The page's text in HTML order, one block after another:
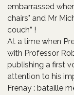
embarrassed
chairs" and Mr
couch” !
At a time when
with Professor
publishing a first
attention to his
Frenay : bataille